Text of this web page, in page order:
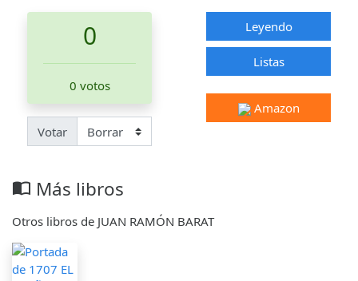
0
0 votos
Votar
Leyendo
Listas
Amazon
import_contacts Más libros
Otros libros de JUAN RAMÓN BARAT